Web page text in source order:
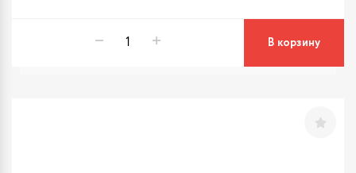
В корзину